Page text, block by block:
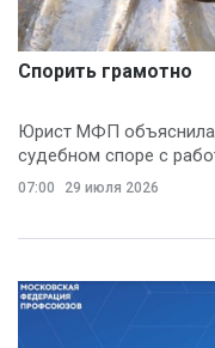
Спорить грамотно
Юрист МФП
судебном споре с
07:00 29 июля 2026